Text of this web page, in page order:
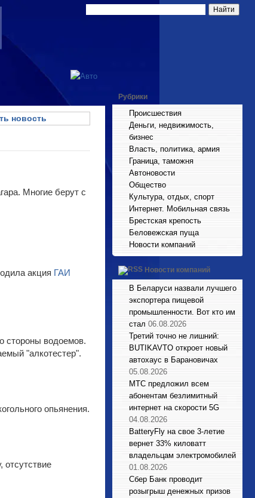
новость
Многие берут с
акция ГАИ
стороны водоемов.
"алкотестер".
опьянения.
отсутствие
Рубрики
Происшествия
Деньги, недвижимость,
бизнес
Власть, политика, армия
Граница, таможня
Автоновости
Общество
Культура, отдых, спорт
Интернет. Мобильная связь
Брестская крепость
Беловежская пуща
Новости компаний
Новости компаний
В Беларуси назвали лучшего
экспортера пищевой
промышленности. Вот кто им
стал 06.08.2026
Третий точно не лишний:
BUTIKAVTO откроет новый
автохаус в Барановичах
05.08.2026
МТС предложил всем
абонентам безлимитный
интернет на скорости 5G
04.08.2026
BatteryFly на свое 3-летие
вернет 33% киловатт
владельцам электромобилей
01.08.2026
Сбер Банк проводит
розыгрыш денежных призов